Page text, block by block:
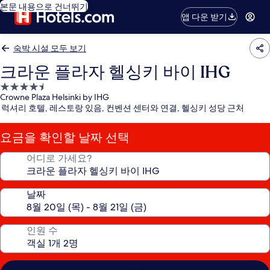
본문 내용으로 건너뛰기
앱 다운 받기
숙박 시설 모두 보기
크라운 플라자 헬싱키 바이 IHG
4.5
성
급
숙
박
시
Crowne Plaza Helsinki by IHG
럭셔리 호텔, 레스토랑 있음, 컨벤션 센터와 연결, 헬싱키 성당 근처
요금을 확인할 날짜 선택
어디로 가세요?
날짜
인원 수